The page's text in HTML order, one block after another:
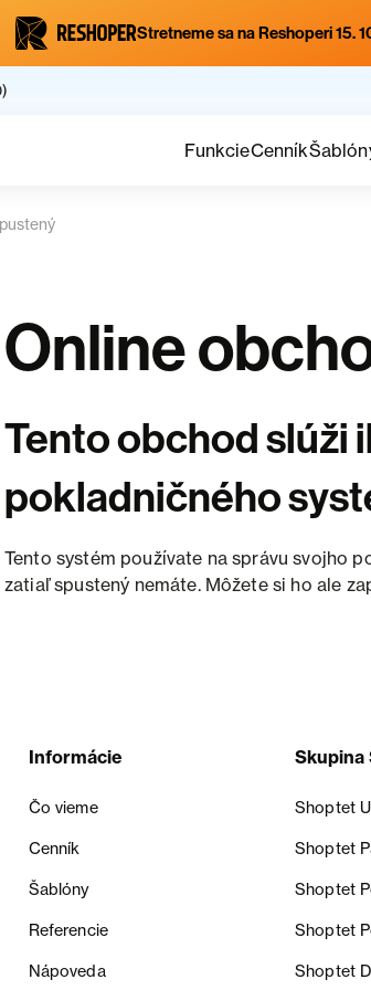
Stretneme sa na Reshoperi 15.
FunkcieCenník
Online
Tento obchod slúži
pokladničného
Tento systém používate na správu svojho
zatiaľ spustený nemáte. Môžete si ho ale
Informácie
Čo vieme
Cenník
Šablóny
Referencie
Nápoveda
Skupina
Shoptet
Shoptet
Shoptet
Shoptet
Shoptet